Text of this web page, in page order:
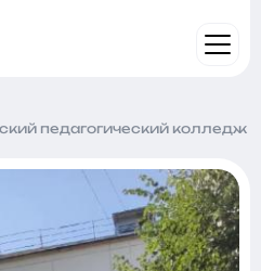
педагогический колледж